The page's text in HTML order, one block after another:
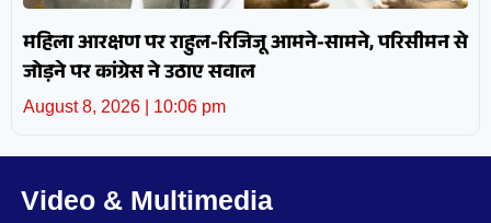
महिला आरक्षण पर राहुल-रिजिजू आमने-सामने, परिसीमन से
जोड़ने पर कांग्रेस ने उठाए सवाल
August 8, 2026 10:06 pm
Video & Multimedia